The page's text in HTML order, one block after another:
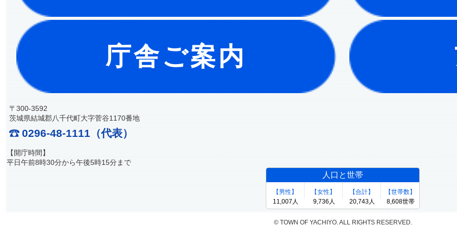
庁舎ご案内
〒300-3592
茨城県結城郡八千代町大字菅谷1170番地
0296-48-1111（代表）
【開庁時間】
平日午前8時30分から午後5時15分まで
© TOWN OF YACHIYO. ALL RIGHTS RESERVED.